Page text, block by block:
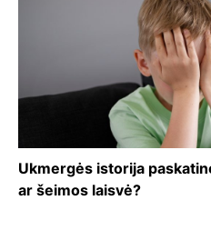
Ukmergės istorija
ar šeimos laisvė?